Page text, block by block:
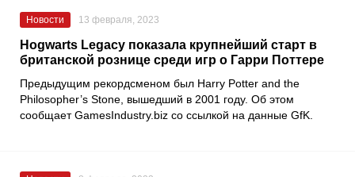
Новости 13 февраля, 2023
Hogwarts Legacy показала крупнейший старт в
британской рознице среди игр о Гарри Поттере
Предыдущим рекордсменом был Harry Potter and the
Philosopher’s Stone , вышедший в 2001 году. Об этом
сообщаетGamesIndustry.biz со ссылкой на данные GfK